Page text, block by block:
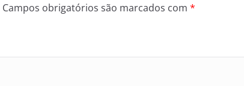
Campos obrigatórios são marcados com *